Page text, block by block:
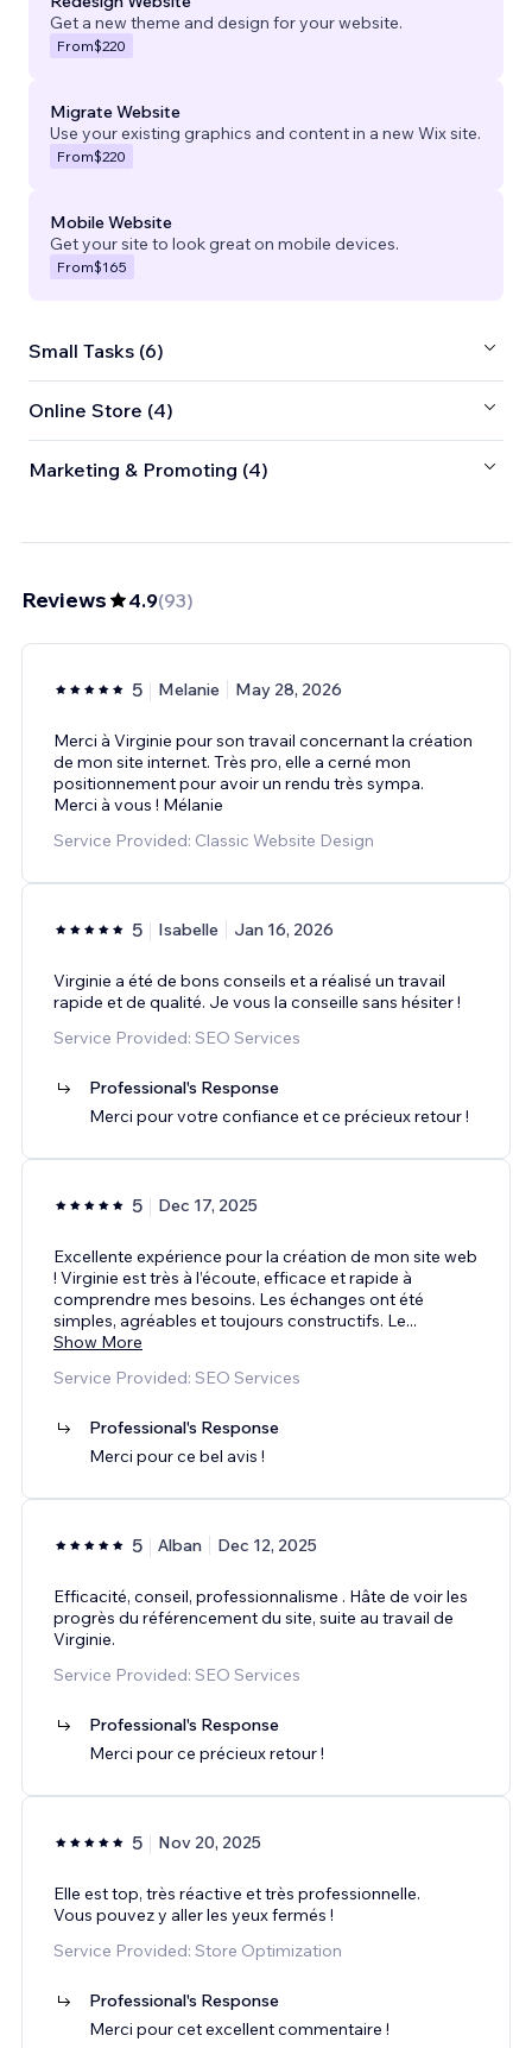
Get a new theme and design for your website.
From$220
Migrate Website
Use your existing graphics and content in a new Wix site.
From$220
Mobile Website
Get your site to look great on mobile devices.
From$165
Small Tasks (6)
Online Store (4)
Marketing & Promoting (4)
Reviews 4.9(93)
5 Melanie May 28, 2026
Merci à Virginie pour son travail concernant la création
de mon site internet. Très pro, elle a cerné mon
positionnement pour avoir un rendu très sympa.
Merci à vous ! Mélanie
Service Provided: Classic Website Design
5 Isabelle Jan 16, 2026
Virginie a été de bons conseils et a réalisé un travail
rapide et de qualité. Je vous la conseille sans hésiter !
Service Provided: SEO Services
Professional's Response
Merci pour votre confiance et ce précieux retour !
5 Dec 17, 2025
Excellente expérience pour la création de mon site web
! Virginie est très à l’écoute, efficace et rapide à
comprendre mes besoins. Les échanges ont été
simples, agréables et toujours constructifs. Le...
Show More
Service Provided: SEO Services
Professional's Response
Merci pour ce bel avis !
5 Alban Dec 12, 2025
Efficacité, conseil, professionnalisme . Hâte de voir les
progrès du référencement du site, suite au travail de
Virginie.
Service Provided: SEO Services
Professional's Response
Merci pour ce précieux retour !
5 Nov 20, 2025
Elle est top, très réactive et très professionnelle.
Vous pouvez y aller les yeux fermés !
Service Provided: Store Optimization
Professional's Response
Merci pour cet excellent commentaire !